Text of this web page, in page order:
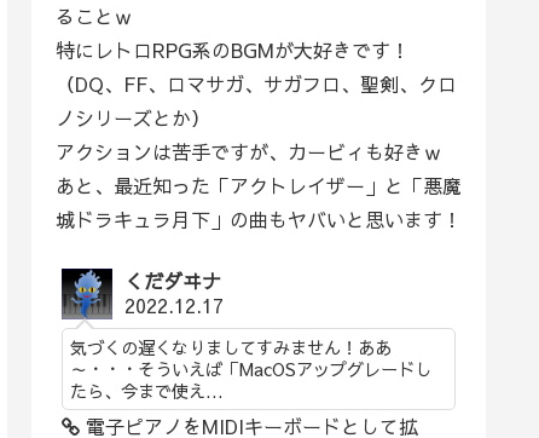
ることｗ
特にレトロRPG系のBGMが大好きです！
（DQ、FF、ロマサガ、サガフロ、聖剣、クロ
ノシリーズとか）
アクションは苦手ですが、カービィも好きｗ
あと、最近知った「アクトレイザー」と「悪魔
城ドラキュラ月下」の曲もヤバいと思います！
くだダヰナ
2022.12.17
気づくの遅くなりましてすみません！ああ
～・・・そういえば「MacOSアップグレードし
たら、今まで使え...
電子ピアノをMIDIキーボードとして拡